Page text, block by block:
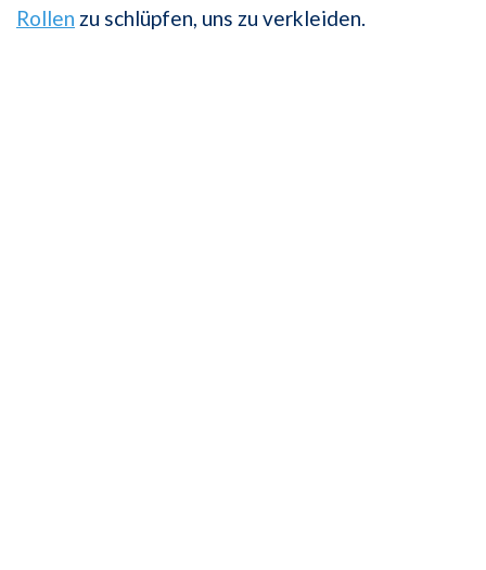
Rollen zu schlüpfen, uns zu verkleiden.